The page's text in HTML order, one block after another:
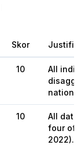
Skor
10
All
10
All
four of
2022).